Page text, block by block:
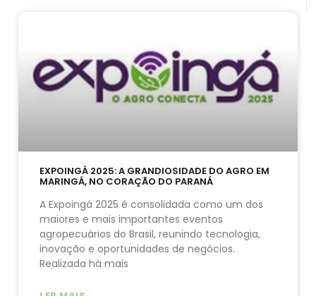
EXPOINGÁ 2025: A GRANDIOSIDADE DO AGRO EM
MARINGÁ, NO CORAÇÃO DO PARANÁ
A Expoingá 2025 é consolidada como um dos
maiores e mais importantes eventos
agropecuários do Brasil, reunindo tecnologia,
inovação e oportunidades de negócios.
Realizada há mais